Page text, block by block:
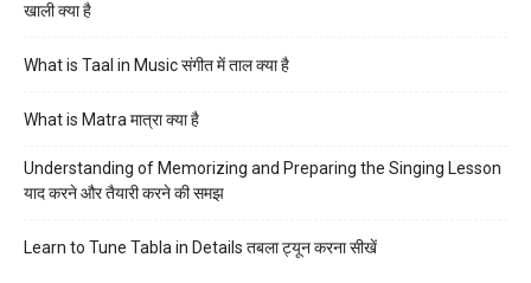
खाली क्या है
What is Taal in Music संगीत में ताल क्या है
What is Matra मात्रा क्या है
Understanding of Memorizing and Preparing the Singing Lesson
याद करने और तैयारी करने की समझ
Learn to Tune Tabla in Details तबला ट्यून करना सीखें